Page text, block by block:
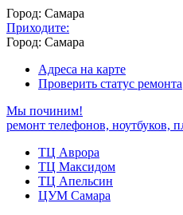
Город: Самара
Приходите:
Город: Самара
Адреса на карте
Проверить статус ремонта
Мы починим!
ремонт телефонов, ноутбуков,
ТЦ Аврора
ТЦ Максидом
ТЦ Апельсин
ЦУМ Самара